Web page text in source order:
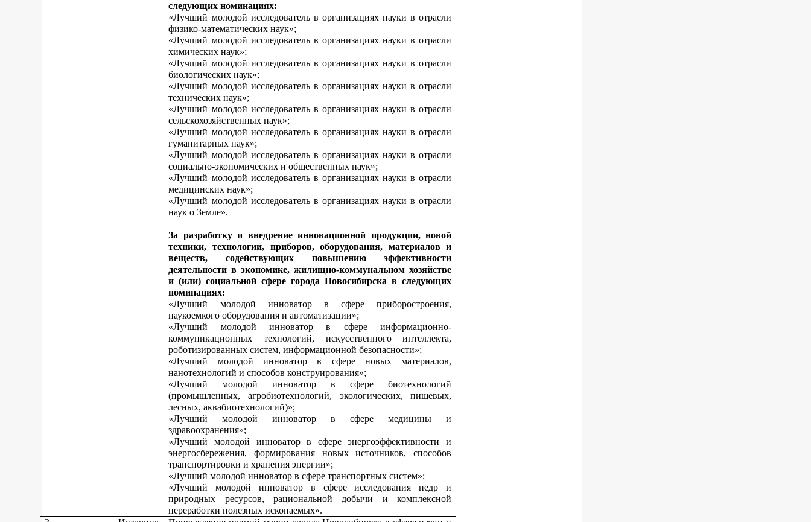
следующих номинациях:
«Лучший молодой исследователь в организациях науки в отрасли
физико-математических наук»;
«Лучший молодой исследователь в организациях науки в отрасли
химических наук»;
«Лучший молодой исследователь в организациях науки в отрасли
биологических наук»;
«Лучший молодой исследователь в организациях науки в отрасли
технических наук»;
«Лучший молодой исследователь в организациях науки в отрасли
сельскохозяйственных наук»;
«Лучший молодой исследователь в организациях науки в отрасли
гуманитарных наук»;
«Лучший молодой исследователь в организациях науки в отрасли
социально-экономических и общественных наук»;
«Лучший молодой исследователь в организациях науки в отрасли
медицинских наук»;
«Лучший молодой исследователь в организациях науки в отрасли
наук о Земле».
За разработку и внедрение инновационной продукции, новой
техники, технологии, приборов, оборудования, материалов и
веществ, содействующих повышению эффективности
деятельности в экономике, жилищно-коммунальном хозяйстве
и (или) социальной сфере города Новосибирска в следующих
номинациях:
«Лучший молодой инноватор в сфере приборостроения,
наукоемкого оборудования и автоматизации»;
«Лучший молодой инноватор в сфере информационно-
коммуникационных технологий, искусственного интеллекта,
роботизированных систем, информационной безопасности»;
«Лучший молодой инноватор в сфере новых материалов,
нанотехнологий и способов конструирования»;
«Лучший молодой инноватор в сфере биотехнологий
(промышленных, агробиотехнологий, экологических, пищевых,
лесных, аквабиотехнологий)»;
«Лучший молодой инноватор в сфере медицины и
здравоохранения»;
«Лучший молодой инноватор в сфере энергоэффективности и
энергосбережения, формирования новых источников, способов
транспортировки и хранения энергии»;
«Лучший молодой инноватор в сфере транспортных систем»;
«Лучший молодой инноватор в сфере исследования недр и
природных ресурсов, рациональной добычи и комплексной
переработки полезных ископаемых».